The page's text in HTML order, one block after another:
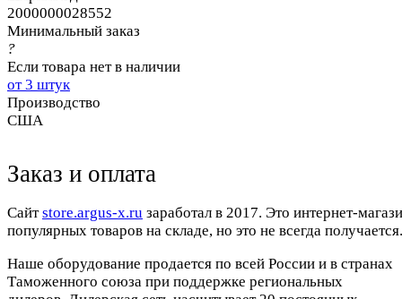
2000000028552
Минимальный заказ
?
Если товара нет в наличии
от 3 штук
Производство
США
Заказ и оплата
Cайтstore.argus-x.ru заработал в 2017. Это интернет-
популярных товаров на складе, но это не всегда
Наше оборудование продается по всей России и в странах
Таможенного союза при поддержке региональных